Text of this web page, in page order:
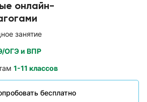
онлайн-
занятие
ОГЭ и ВПР
1-11 классов
бесплатно